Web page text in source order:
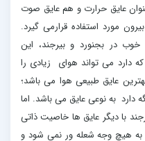
عایق حرارت و هم عایق صوت
مورد استفاده قرارمی گیرد.
در بجنورد و بیرجند، این
دارد می تواند هوای زیادی را
عایق طبیعی هوا می باشد؛
دارد به نوعی عایق می باشد. اما
با دیگر عایق ها خاصیت ذاتی
هیچ وجه شعله ور نمی شود و